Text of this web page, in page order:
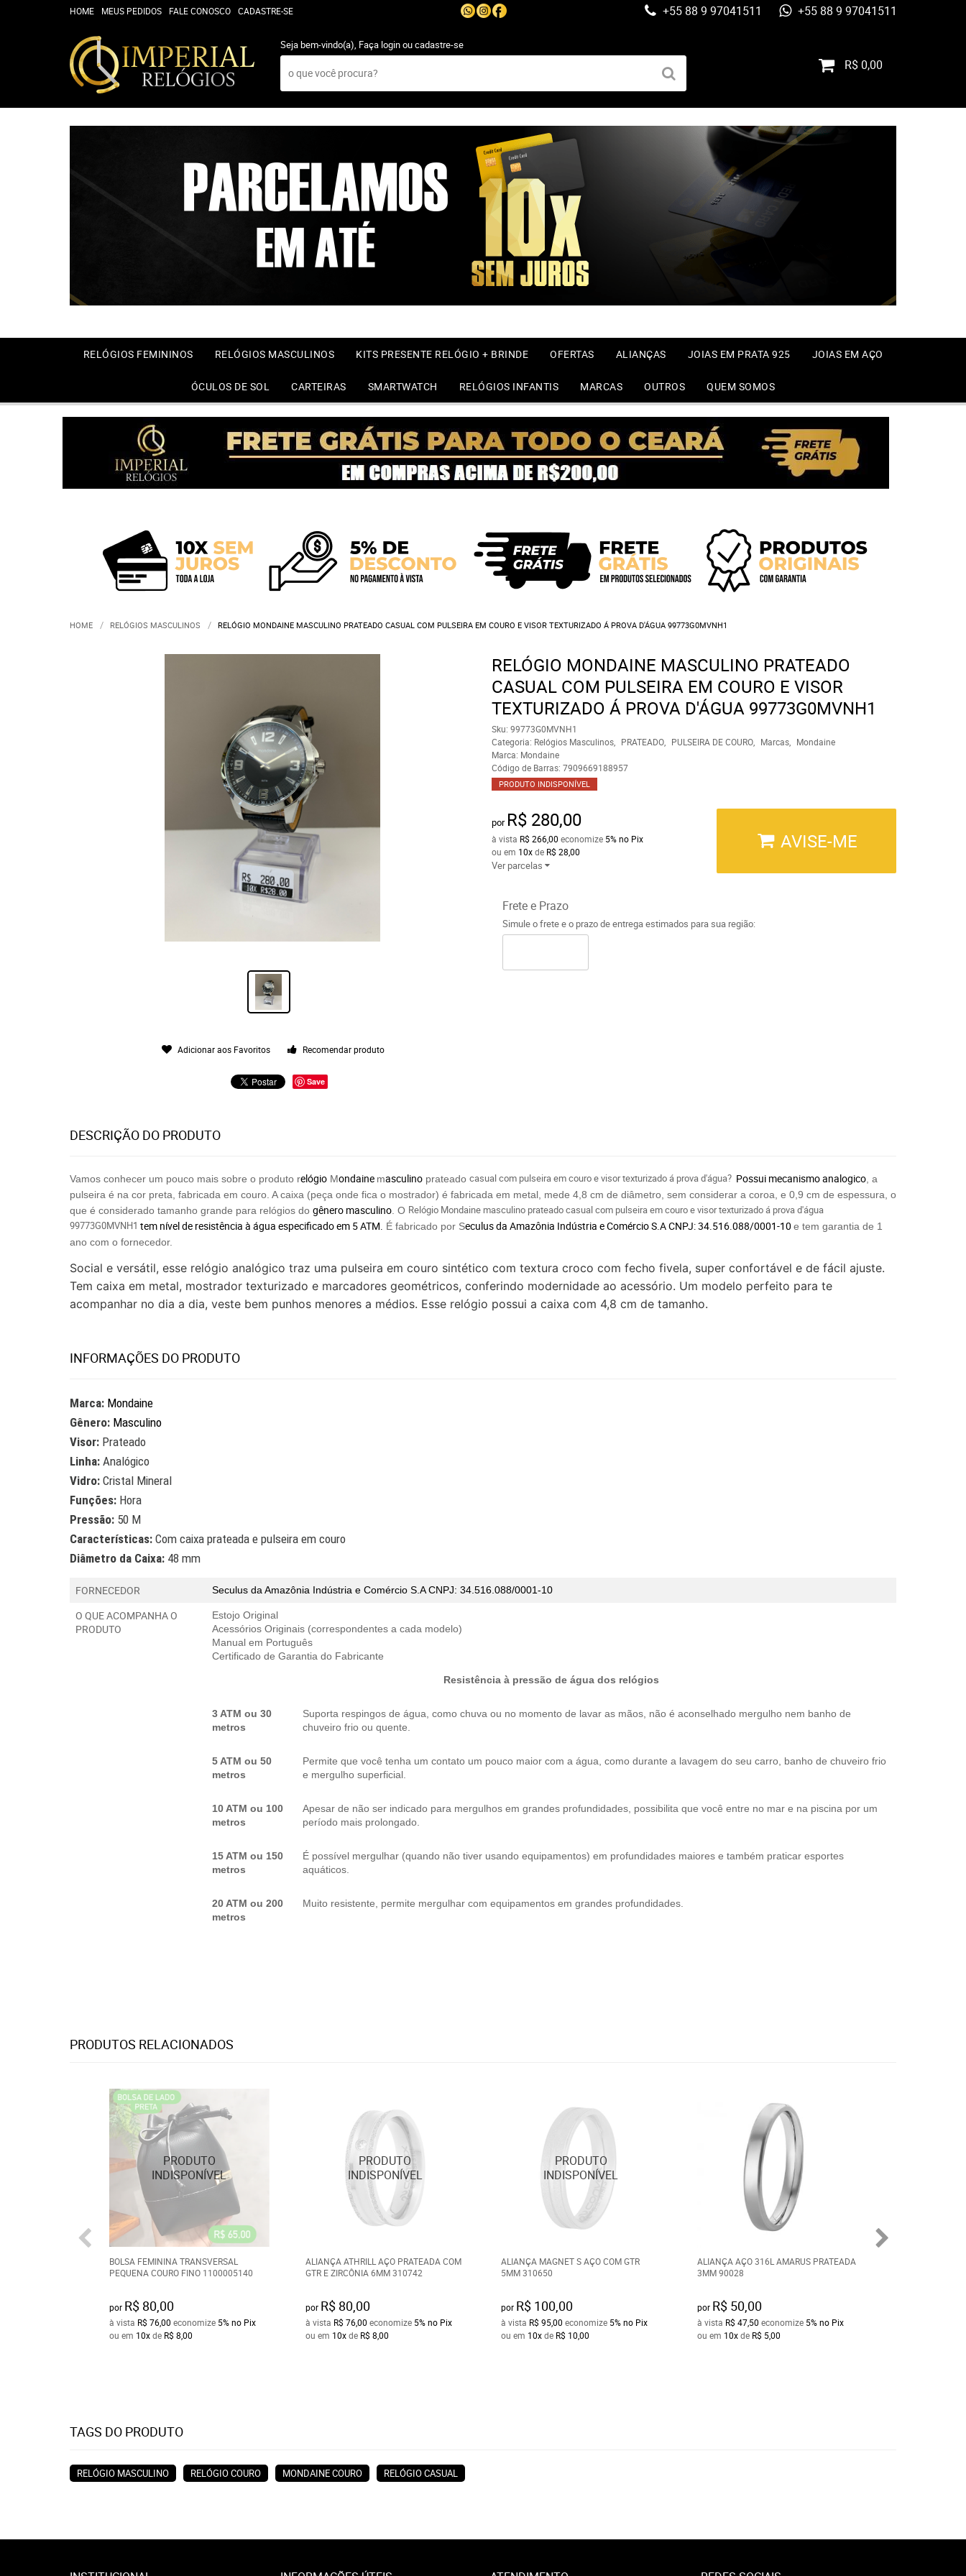
HOME MEUS PEDIDOS FALE CONOSCO CADASTRE-SE +55 88 9 97041511 +55 88 9 97041511
Seja bem-vindo(a), Faça loginoucadastre-se
R$ 0,00
RELÓGIOS FEMININOS RELÓGIOS MASCULINOS KITS PRESENTE RELÓGIO + BRINDE OFERTAS ALIANÇAS JOIAS EM PRATA 925 JOIAS EM AÇO
ÓCULOS DE SOL CARTEIRAS SMARTWATCH RELÓGIOS INFANTIS MARCAS OUTROS QUEM SOMOS
HOME RELÓGIOS MASCULINOS RELÓGIO MONDAINE MASCULINO PRATEADO CASUAL COM PULSEIRA EM COURO E VISOR TEXTURIZADO Á PROVA D'ÁGUA 99773G0MVNH1
Adicionar aos Favoritos Recomendar produto
Save
RELÓGIO MONDAINE MASCULINO PRATEADO
CASUAL COM PULSEIRA EM COURO E VISOR
TEXTURIZADO Á PROVA D'ÁGUA 99773G0MVNH1
Sku: 99773G0MVNH1
Categoria: Relógios Masculinos PRATEADO PULSEIRA DE COURO Marcas
Mondaine
Marca: Mondaine
Código de Barras: 7909669188957
PRODUTO INDISPONÍVEL
por R$ 280,00
à vista R$ 266,00 economize 5% no Pix
ou em 10xde R$ 28,00
Ver parcelas
AVISE-ME
Frete e Prazo
Simule o frete e o prazo de entrega estimados para sua região:
DESCRIÇÃO DO PRODUTO
Vamos conhecer um pouco mais sobre o produto relógio Mondaine masculino prateado casual com pulseira em couro e visor texturizado á prova d'água? Possui mecanismo analogico , a
pulseira é na cor preta, fabricada em couro. A caixa (peça onde fica o mostrador) é fabricada em metal, mede 4,8 cm de diâmetro, sem considerar a coroa, e 0,9 cm de espessura, o
que é considerado tamanho grande para relógios do gênero masculino . O Relógio Mondaine masculino prateado casual com pulseira em couro e visor texturizado á prova d'água
99773G0MVNH1 tem nível de resistência à água especificado em 5 ATM. É fabricado por Seculus da Amazônia Indústria e Comércio S.A CNPJ: 34.516.088/0001-10 e tem garantia de 1
ano com o fornecedor.
Social e versátil, esse relógio analógico traz uma pulseira em couro sintético com textura croco com fecho fivela, super confortável e de fácil ajuste.
Tem caixa em metal, mostrador texturizado e marcadores geométricos, conferindo modernidade ao acessório. Um modelo perfeito para te
acompanhar no dia a dia, veste bem punhos menores a médios. Esse relógio possui a caixa com 4,8 cm de tamanho.
INFORMAÇÕES DO PRODUTO
Marca: Mondaine
Gênero: Masculino
Visor: Prateado
Linha: Analógico
Vidro: Cristal Mineral
Funções: Hora
Pressão: 50 M
Características: Com caixa prateada e pulseira em couro
Diâmetro da Caixa: 48 mm
FORNECEDOR Seculus da Amazônia Indústria e Comércio S.A CNPJ: 34.516.088/0001-10
O QUE ACOMPANHA O
PRODUTO
Estojo Original
Acessórios Originais (correspondentes a cada modelo)
Manual em Português
Certificado de Garantia do Fabricante
Resistência à pressão de água dos relógios
3 ATM ou 30
metros
Suporta respingos de água, como chuva ou no momento de lavar as mãos, não é aconselhado mergulho nem banho de
chuveiro frio ou quente.
5 ATM ou 50
metros
Permite que você tenha um contato um pouco maior com a água, como durante a lavagem do seu carro, banho de chuveiro frio
e mergulho superficial.
10 ATM ou 100
metros
Apesar de não ser indicado para mergulhos em grandes profundidades, possibilita que você entre no mar e na piscina por um
período mais prolongado.
15 ATM ou 150
metros
É possível mergulhar (quando não tiver usando equipamentos) em profundidades maiores e também praticar esportes
aquáticos.
20 ATM ou 200
metros
Muito resistente, permite mergulhar com equipamentos em grandes profundidades.
PRODUTOS RELACIONADOS
BOLSA FEMININA TRANSVERSAL
PEQUENA COURO FINO 1100005140
por R$ 80,00
à vista R$ 76,00 economize 5%no Pix
ou em 10xde R$ 8,00
ALIANÇA ATHRILL AÇO PRATEADA COM
GTR E ZIRCÔNIA 6MM 310742
por R$ 80,00
à vista R$ 76,00 economize 5% no Pix
ou em 10xde R$ 8,00
ALIANÇA MAGNET S AÇO COM GTR
5MM 310650
por R$ 100,00
à vista R$ 95,00 economize 5%no Pix
ou em 10xde R$ 10,00
ALIANÇA AÇO 316L AMARUS PRATEADA
3MM 90028
por R$ 50,00
à vista R$ 47,50 economize 5% no Pix
ou em 10xde R$ 5,00
TAGS DO PRODUTO
RELÓGIO MASCULINO RELÓGIO COURO MONDAINE COURO RELÓGIO CASUAL